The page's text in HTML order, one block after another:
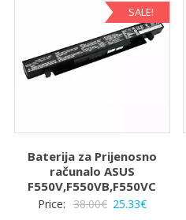
SALE!
Baterija za Prijenosno
računalo ASUS
F550V,F550VB,F550VC
Price: 38.00€ Izvorna
25.33€Trenutna